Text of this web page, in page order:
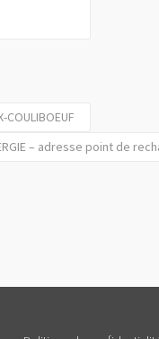
– adresse point de